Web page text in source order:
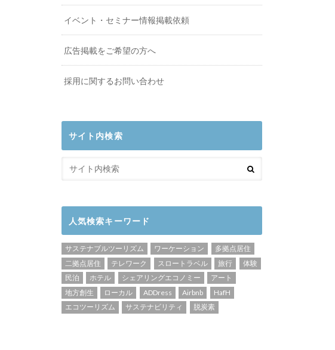
イベント・セミナー情報掲載依頼
広告掲載をご希望の方へ
採用に関するお問い合わせ
サイト内検索
人気検索キーワード
サステナブルツーリズム ワーケーション
多拠点居住
二拠点居住
テレワーク スロートラベル 旅行
体験
民泊
ホテル シェアリングエコノミー
アート
地方創生
ローカル ADDress Airbnb
HafH
エコツーリズム
サステナビリティ 脱炭素